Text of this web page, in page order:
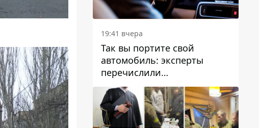
19:41 вчера
Так вы портите свой
автомобиль: эксперты
перечислили
распространенные
привычки водителей,
которые на самом деле
вредят машине